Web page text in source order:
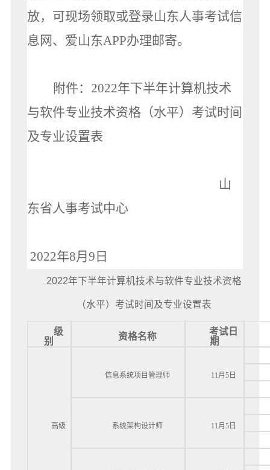
放，可现场领取或登录山东人事考试信
息网、爱山东APP办理邮寄。
附件：2022年下半年计算机技术
与软件专业技术资格（水平）考试时间
及专业设置表
山
东省人事考试中心
2022年8月9日
2022年下半年计算机技术与软件专业技术资格
（水平）考试时间及专业设置表
级
别
资格名称
考试日
期
高级
信息系统项目管理师 11月5日
系统架构设计师 11月5日